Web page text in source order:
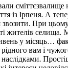
сміттєзвалище
із Ірпеня. А
звозити. При
жителів селища.
у місяць…
вам і
наслідками.